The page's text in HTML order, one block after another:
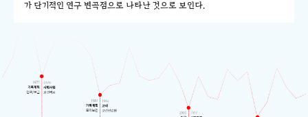
가 단기적인 연구 변곡점으로 나타난 것으로 보인다.